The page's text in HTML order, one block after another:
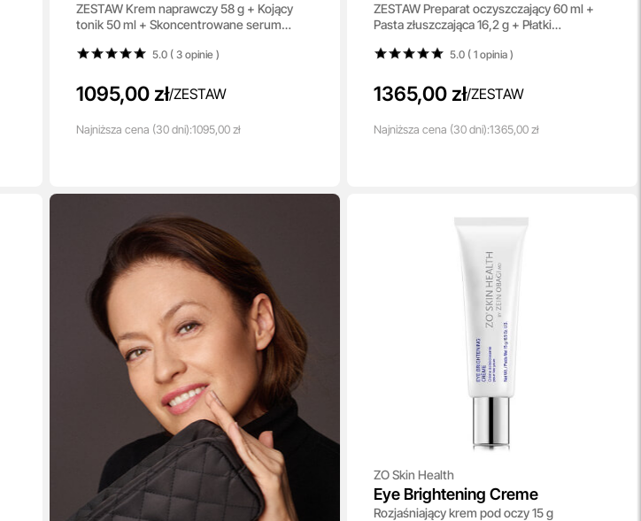
ZESTAW Krem naprawczy 58 g + Kojący
tonik 50 ml + Skoncentrowane serum
ml + Maska chłodząca 1 szt
5.0 ( 3opinie)
1095,00 zł/ZESTAW
Najniższa cena (30 dni):1095,00 zł
ZESTAW Preparat oczyszczający 60 ml +
Pasta złuszczająca 16,2 g + Płatki
Preparat na noc 30 ml + Krem 50 ml
5.0 ( 1opinia)
1365,00 zł/ZESTAW
Najniższa cena (30 dni):1365,00 zł
ZO Skin Health
Eye Brightening Creme
Rozjaśniający krem pod oczy 15 g